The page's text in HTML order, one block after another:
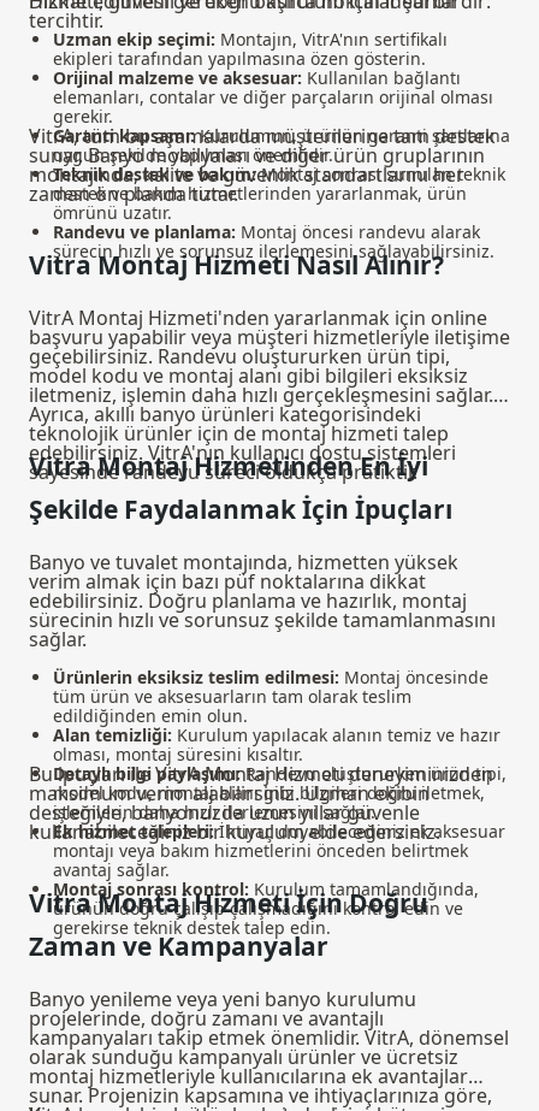
tercihtir.
Uzman ekip seçimi: Montajın, VitrA'nın sertifikalı
ekipleri tarafından yapılmasına özen gösterin.
Orijinal malzeme ve aksesuar: Kullanılan bağlantı
elemanları, contalar ve diğer parçaların orijinal olması
gerekir.
Garanti kapsamı:Kurulumun, ürünün garanti şartlarına
uygun şekilde yapılması önemlidir.
Teknik destek ve bakım:Montaj sonrası sunulan teknik
destek ve bakım hizmetlerinden yararlanmak, ürün
ömrünü uzatır.
Randevu ve planlama: Montaj öncesi randevu alarak
sürecin hızlı ve sorunsuz ilerlemesini sağlayabilirsiniz.
VitrA, tüm bu aşamalarda müşterilerine tam destek
sunar. Banyo mobilyaları ve diğer ürün gruplarının
montajında, kalite ve güvenlik standartlarını her
zaman ön planda tutar.
Vitra Montaj Hizmeti Nasıl Alınır?
VitrA Montaj Hizmeti'nden yararlanmak için online
başvuru yapabilir veya müşteri hizmetleriyle iletişime
geçebilirsiniz. Randevu oluştururken ürün tipi,
model kodu ve montaj alanı gibi bilgileri eksiksiz
iletmeniz, işlemin daha hızlı gerçekleşmesini sağlar.
Ayrıca, akıllı banyo ürünleri kategorisindeki
teknolojik ürünler için de montaj hizmeti talep
edebilirsiniz. VitrA'nın kullanıcı dostu sistemleri
sayesinde randevu süreci oldukça pratiktir.
Vitra Montaj Hizmetinden En İyi
Şekilde Faydalanmak İçin İpuçları
Banyo ve tuvalet montajında, hizmetten yüksek
verim almak için bazı püf noktalarına dikkat
edebilirsiniz. Doğru planlama ve hazırlık, montaj
sürecinin hızlı ve sorunsuz şekilde tamamlanmasını
sağlar.
Ürünlerin eksiksiz teslim edilmesi: Montaj öncesinde
tüm ürün ve aksesuarların tam olarak teslim
edildiğinden emin olun.
Alan temizliği: Kurulum yapılacak alanın temiz ve hazır
olması, montaj süresini kısaltır.
Detaylı bilgi paylaşımı:Randevu oluştururken ürün tipi,
model kodu, montaj alanı gibi bilgileri doğru iletmek,
işlemlerin daha hızlı ilerlemesini sağlar.
Ek hizmet talepleri:İhtiyaç duyabileceğiniz ek aksesuar
montajı veya bakım hizmetlerini önceden belirtmek
avantaj sağlar.
Montaj sonrası kontrol: Kurulum tamamlandığında,
ürünün doğru çalışıp çalışmadığını kontrol edin ve
gerekirse teknik destek talep edin.
Bu ipuçları ile VitrA Montaj Hizmeti deneyiminizden
maksimum verim alabilirsiniz. Uzman ekibin
desteğiyle, banyonuzda uzun yıllar güvenle
kullanabileceğiniz bir kurulum elde edersiniz.
Vitra Montaj Hizmeti İçin Doğru
Zaman ve Kampanyalar
Banyo yenileme veya yeni banyo kurulumu
projelerinde, doğru zamanı ve avantajlı
kampanyaları takip etmek önemlidir. VitrA, dönemsel
olarak sunduğu kampanyalı ürünler ve ücretsiz
montaj hizmetleriyle kullanıcılarına ek avantajlar
sunar. Projenizin kapsamına ve ihtiyaçlarınıza göre,